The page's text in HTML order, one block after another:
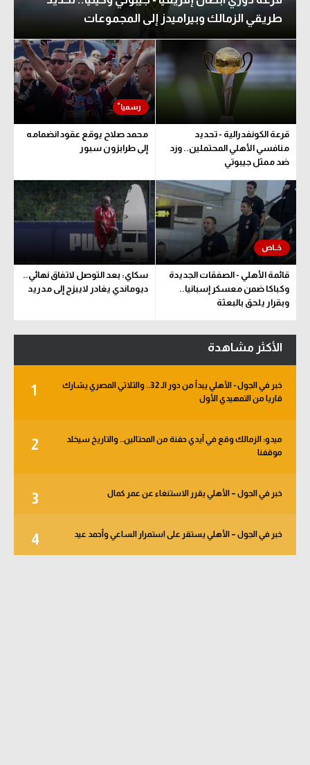
طريقي الزمالك وبيراميدز إلى المجموعات
قرعة الكونفدرالية - تحديد
منافسي الأهلي المحتملين.. وزد
ضد ممثل جيبوتي
محمد صلاح يوقع عقود انضمامه
إلى طرابزون سبور
قائمة الأهلي - الصفقات الجديدة
وكباكا ضمن معسكر إسبانيا..
وبقرار يلحق بالبعثة
سكاي: بعد التوصل لاتفاق نهائي..
ديوماندي يغادر لايبزج إلى مدريد
الأكثر مشاهدة
1
خبر في الجول - الأهلي يبدأ من دور الـ 32.. والثلاثي المصري يشارك
قاريا من التمهيدي الأول
2
ميدو: الزمالك وقع في أيدي حفنة من المحتالين.. والتاريخ سيخلد
موقفنا
3 خبر في الجول – الأهلي يقرر الاستنغاء عن عمر كمال
4 خبر في الجول – الأهلي يستقر على استمرار الساعي وأحمد عيد